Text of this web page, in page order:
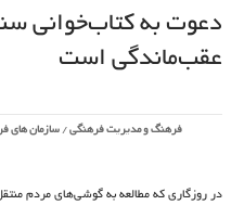
دعوت به کتاب‌خوانی
عقب‌ماندگی است
فرهنگ و مدیریت فرهنگی / سازمان های
در روزگاری که مطالعه به گوشی‌های مردم